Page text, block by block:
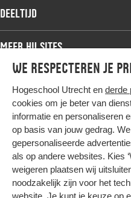
We respecteren je
Hogeschool Utrecht en derde
cookies om je beter van
informatie en personaliseren
op basis van jouw gedrag.
gepersonaliseerde
als op andere websites. Kies
weigeren plaatsen wij
noodzakelijk zijn voor het
website. Je kunt je keuze op
Onderzoek
Werken bij de HU
Contact
Associate degree
Master
Studiekeuze voltijd
Deeltijd
Associate degree
Bachelor
Master
Post-master
Studiekeuze deeltijd
Meer HU sites
HU International
HU Bibliotheek
HU Ontwikkelt
Duurzame HU
Intranet
Trajectum
Hier komt
Colofon
Privacy